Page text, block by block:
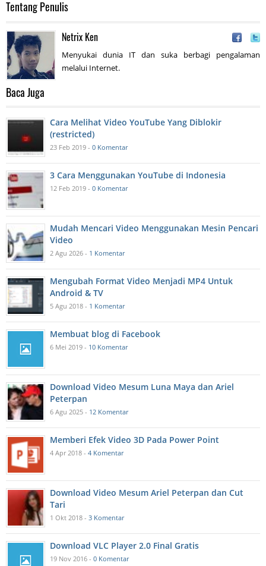
Tentang Penulis
Netrix Ken
Menyukai dunia IT dan suka berbagi pengalaman
melalui Internet.
Baca Juga
Cara Melihat Video YouTube Yang Diblokir
(restricted)
23 Feb 2019 - 0 Komentar
3 Cara Menggunakan YouTube di Indonesia
12 Feb 2019 - 0 Komentar
Mudah Mencari Video Menggunakan Mesin Pencari
Video
2 Agu 2026 - 1 Komentar
Mengubah Format Video Menjadi MP4 Untuk
Android & TV
5 Agu 2018 - 1 Komentar
Membuat blog di Facebook
6 Mei 2019 - 10 Komentar
Download Video Mesum Luna Maya dan Ariel
Peterpan
6 Agu 2025 - 12 Komentar
Memberi Efek Video 3D Pada Power Point
4 Apr 2018 - 4 Komentar
Download Video Mesum Ariel Peterpan dan Cut
Tari
1 Okt 2018 - 3 Komentar
Download VLC Player 2.0 Final Gratis
19 Nov 2016 - 0 Komentar